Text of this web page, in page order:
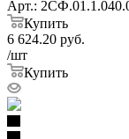
Арт.:
Купить
6 624.20 руб.
/шт
Купить